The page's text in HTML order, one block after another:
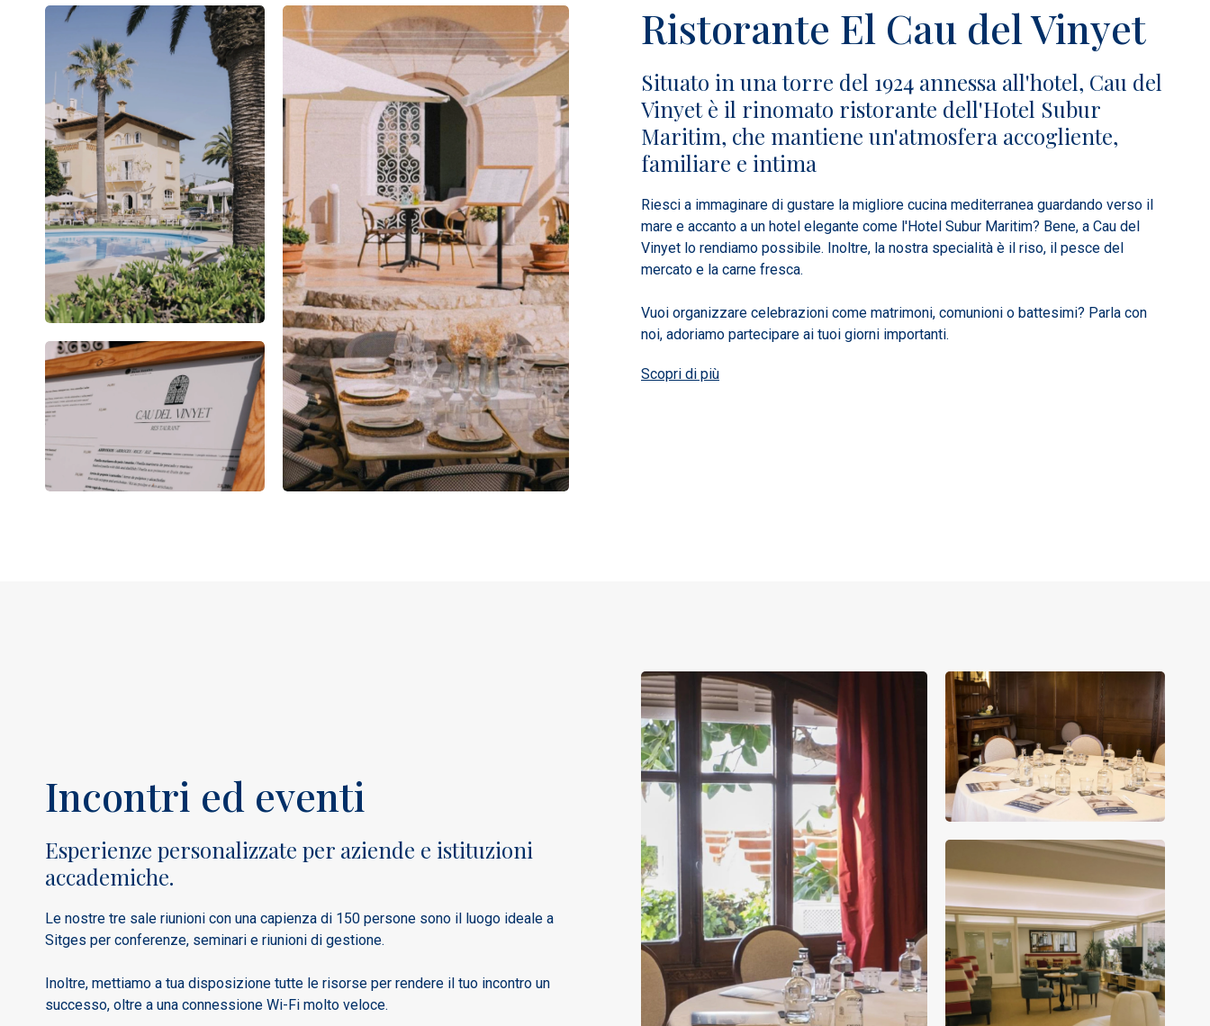
Ristorante El Cau del Vinyet
Situato in una torre del 1924 annessa all'hotel, Cau del
Vinyet è il rinomato ristorante dell'Hotel Subur
Maritim, che mantiene un'atmosfera accogliente,
familiare e intima
Riesci a immaginare di gustare la migliore cucina mediterranea guardando verso il
mare e accanto a un hotel elegante come l'Hotel Subur Maritim? Bene, a Cau del
Vinyet lo rendiamo possibile. Inoltre, la nostra specialità è il riso, il pesce del
mercato e la carne fresca.
Vuoi organizzare celebrazioni come matrimoni, comunioni o battesimi? Parla con
noi, adoriamo partecipare ai tuoi giorni importanti.
Scopri di più
Incontri ed eventi
Esperienze personalizzate per aziende e istituzioni
accademiche.
Le nostre tre sale riunioni con una capienza di 150 persone sono il luogo ideale a
Sitges per conferenze, seminari e riunioni di gestione.
Inoltre, mettiamo a tua disposizione tutte le risorse per rendere il tuo incontro un
successo, oltre a una connessione Wi-Fi molto veloce.